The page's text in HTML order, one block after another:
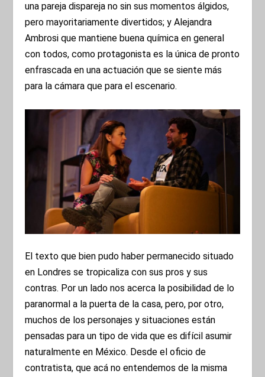
una pareja dispareja no sin sus momentos álgidos,
pero mayoritariamente divertidos; y Alejandra
Ambrosi que mantiene buena química en general
con todos, como protagonista es la única de pronto
enfrascada en una actuación que se siente más
para la cámara que para el escenario.
El texto que bien pudo haber permanecido situado
en Londres se tropicaliza con sus pros y sus
contras. Por un lado nos acerca la posibilidad de lo
paranormal a la puerta de la casa, pero, por otro,
muchos de los personajes y situaciones están
pensadas para un tipo de vida que es difícil asumir
naturalmente en México. Desde el oficio de
contratista, que acá no entendemos de la misma